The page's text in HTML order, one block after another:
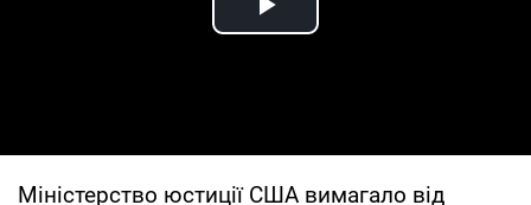
Play Video
Міністерство юстиції США вимагало від